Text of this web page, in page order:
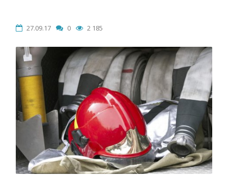
27.09.17 0 2 185